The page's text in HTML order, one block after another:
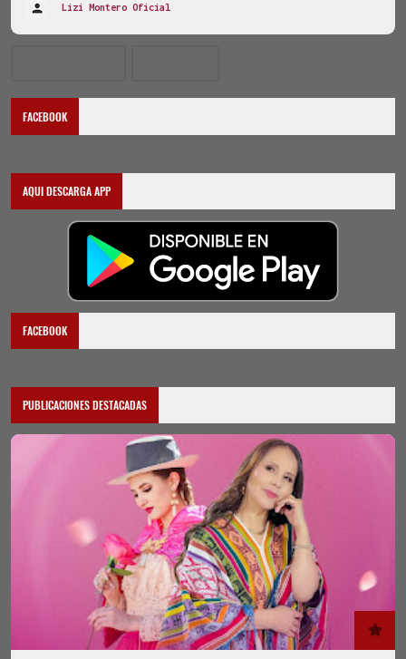
Lizi Montero Oficial
FACEBOOK
AQUI DESCARGA APP
FACEBOOK
PUBLICACIONES DESTACADAS